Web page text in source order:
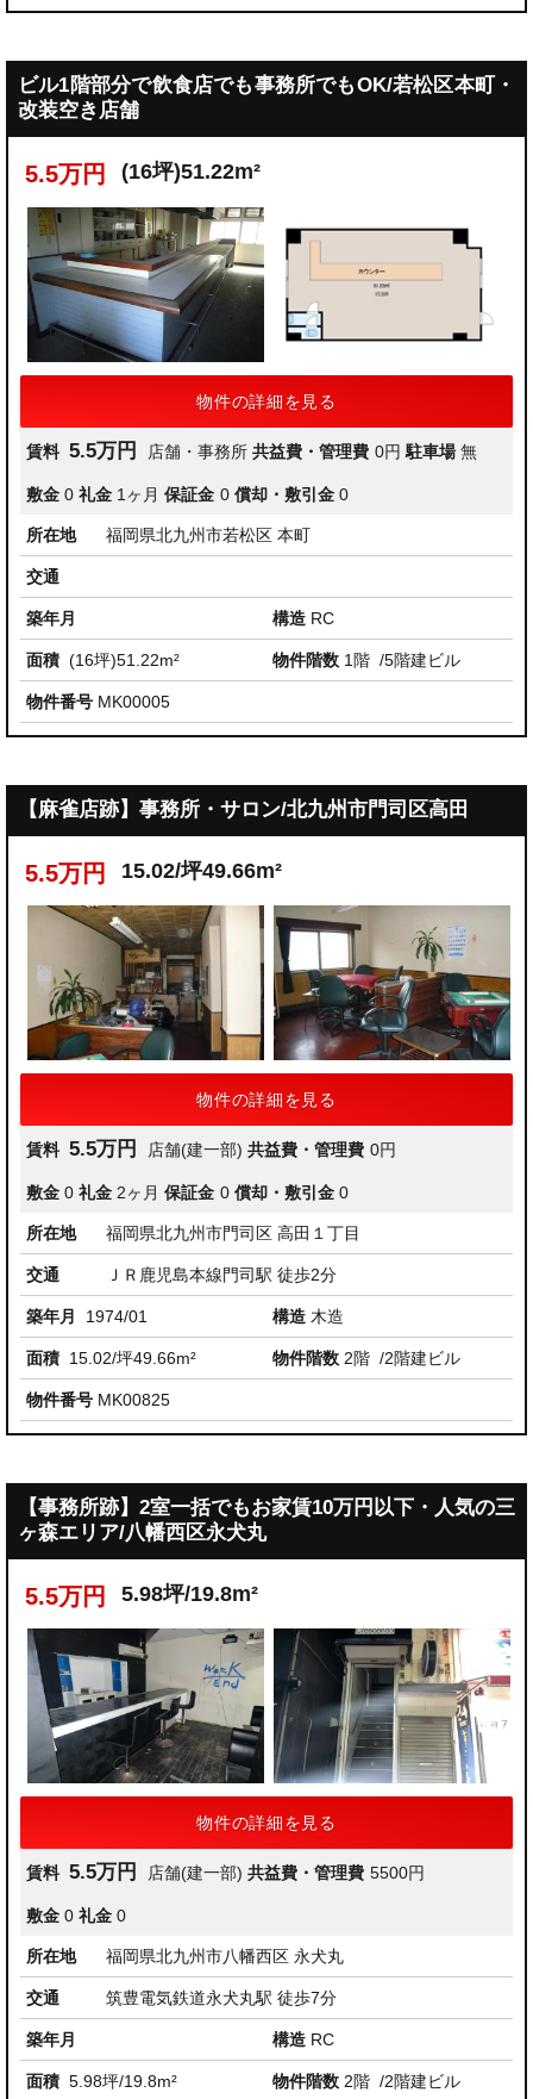
ビル1階部分で飲食店でも事務所でもOK/若松区本町・
改装空き店舗
5.5万円 (16坪)51.22m²
物件の詳細を見る
賃料 5.5万円 店舗・事務所 共益費・管理費 0円 駐車場 無
敷金 0 礼金 1ヶ月 保証金 0 償却・敷引金 0
所在地 福岡県北九州市若松区 本町
交通
築年月 構造 RC
面積 (16坪)51.22m² 物件階数 1階 /5階建ビル
物件番号 MK00005
【麻雀店跡】事務所・サロン/北九州市門司区高田
5.5万円 15.02/坪49.66m²
物件の詳細を見る
賃料 5.5万円 店舗(建一部) 共益費・管理費 0円
敷金 0 礼金 2ヶ月 保証金 0 償却・敷引金 0
所在地 福岡県北九州市門司区 高田１丁目
交通 ＪＲ鹿児島本線門司駅 徒歩2分
築年月 1974/01 構造 木造
面積 15.02/坪49.66m² 物件階数 2階 /2階建ビル
物件番号 MK00825
【事務所跡】2室一括でもお家賃10万円以下・人気の三
ヶ森エリア/八幡西区永犬丸
5.5万円 5.98坪/19.8m²
物件の詳細を見る
賃料 5.5万円 店舗(建一部) 共益費・管理費 5500円
敷金 0 礼金 0
所在地 福岡県北九州市八幡西区 永犬丸
交通 筑豊電気鉄道永犬丸駅 徒歩7分
築年月 構造 RC
面積 5.98坪/19.8m² 物件階数 2階 /2階建ビル